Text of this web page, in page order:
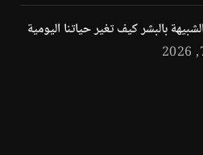
بالبشر كيف تغير حياتنا اليومية